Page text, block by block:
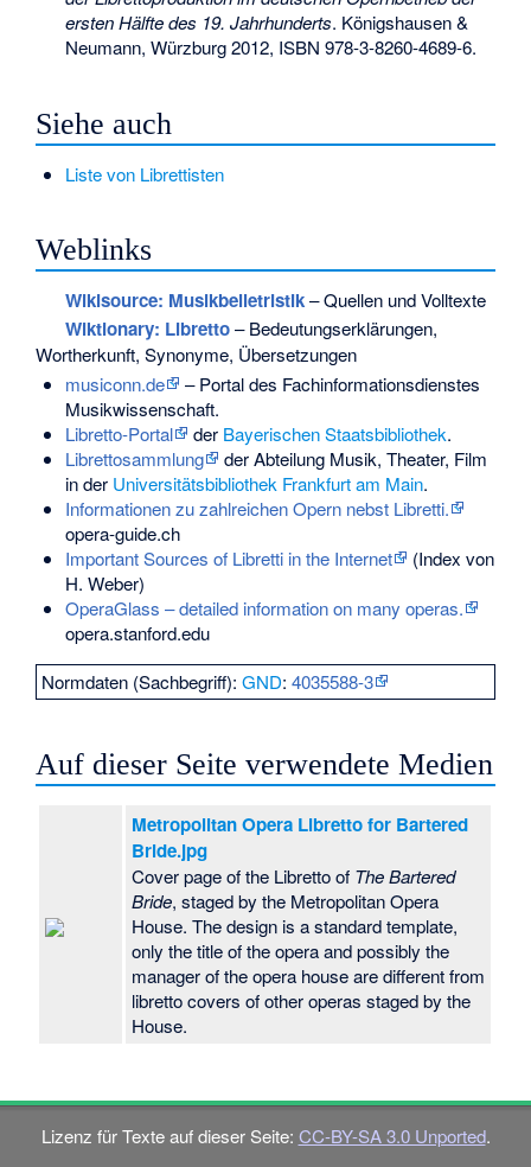
ersten Hälfte des 19. Jahrhunderts. Königshausen &
Neumann, Würzburg 2012, ISBN 978-3-8260-4689-6.
Siehe auch
Liste von Librettisten
Weblinks
Wikisource: Musikbelletristik– Quellen und Volltexte
Wiktionary: Libretto– Bedeutungserklärungen,
Wortherkunft, Synonyme, Übersetzungen
musiconn.de
– Portal des Fachinformationsdienstes
Musikwissenschaft.
Libretto-Portal
der Bayerischen Staatsbibliothek.
Librettosammlung
der Abteilung Musik, Theater, Film
in der Universitätsbibliothek Frankfurt am Main.
Informationen zu zahlreichen Opern nebst Libretti.
opera-guide.ch
Important Sources of Libretti in the Internet
(Index von
H. Weber)
OperaGlass – detailed information on many operas.
opera.stanford.edu
Normdaten (Sachbegriff):GND:4035588-3
Auf dieser Seite verwendete Medien
Metropolitan Opera Libretto for Bartered
Bride.jpg
Cover page of the Libretto of The Bartered
Bride, staged by the Metropolitan Opera
House. The design is a standard template,
only the title of the opera and possibly the
manager of the opera house are different from
libretto covers of other operas staged by the
House.
Lizenz für Texte auf dieser Seite: CC-BY-SA 3.0 Unported.